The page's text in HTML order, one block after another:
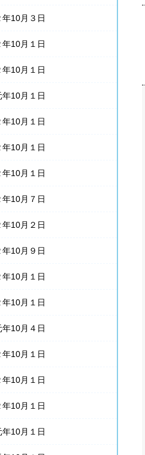
年10月３日
年10月１日
年10月１日
年10月１日
年10月１日
年10月１日
年10月１日
年10月７日
年10月２日
年10月９日
年10月１日
年10月１日
年10月４日
年10月１日
年10月１日
年10月１日
年10月１日